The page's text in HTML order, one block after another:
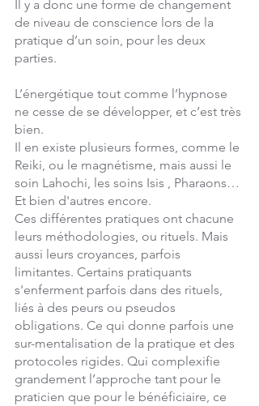
Il y a donc une forme de changement
de niveau de conscience lors de la
pratique d’un soin, pour les deux
parties.
L’énergétique tout comme l’hypnose
ne cesse de se développer, et c’est très
bien.
Il en existe plusieurs formes, comme le
Reiki, ou le magnétisme, mais aussi le
soin Lahochi, les soins Isis , Pharaons…
Et bien d'autres encore.
Ces différentes pratiques ont chacune
leurs méthodologies, ou rituels. Mais
aussi leurs croyances, parfois
limitantes. Certains pratiquants
s'enferment parfois dans des rituels,
liés à des peurs ou pseudos
obligations. Ce qui donne parfois une
sur-mentalisation de la pratique et des
protocoles rigides. Qui complexifie
grandement l’approche tant pour le
praticien que pour le bénéficiaire, ce